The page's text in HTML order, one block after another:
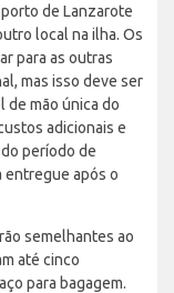
de Lanzarote
local na ilha. Os
para as outras
mas isso deve ser
de mão única do
adicionais e
período de
entregue após o
semelhantes ao
até cinco
para bagagem.